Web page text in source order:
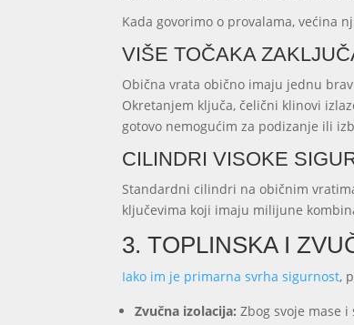
Kada govorimo o provalama, većina
VIŠE TOČAKA
Obična vrata obično imaju jednu
Okretanjem ključa, čelični klinovi
gotovo nemogućim za podizanje ili
CILINDRI VISOKE
Standardni cilindri na običnim
ključevima koji imaju milijune
3. TOPLINSKA I
Iako im je primarna svrha sigurnost,
Zvučna izolacija: Zbog svoje mase